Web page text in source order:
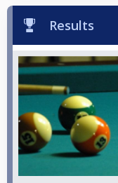
Results